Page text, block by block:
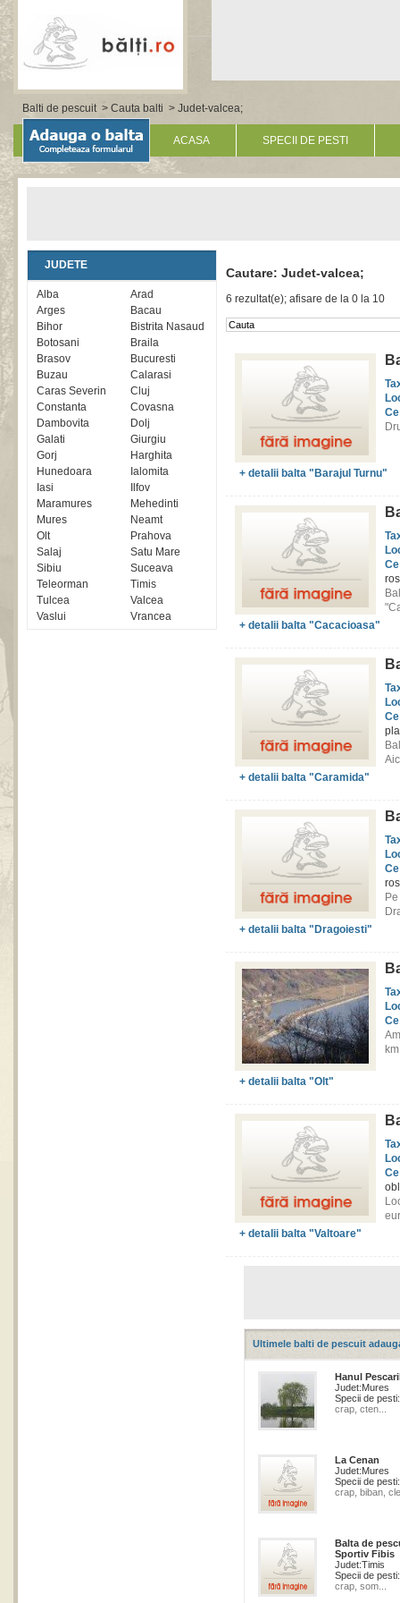
Balti de pescuit> Cauta balti > Judet-valcea;
ACASA SPECII DE PESTI
JUDETE
Alba
Arad
Arges
Bacau
Bihor
Bistrita Nasaud
Botosani
Braila
Brasov
Bucuresti
Buzau
Calarasi
Caras Severin
Cluj
Constanta
Covasna
Dambovita
Dolj
Galati
Giurgiu
Gorj
Harghita
Hunedoara
Ialomita
Iasi
Ilfov
Maramures
Mehedinti
Mures
Neamt
Olt
Prahova
Salaj
Satu Mare
Sibiu
Suceava
Teleorman
Timis
Tulcea
Valcea
Vaslui
Vrancea
Cautare: Judet-valcea;
6 rezultat(e); afisare de la 0 la 10
+ detalii balta "Barajul Turnu"
+ detalii balta "Cacacioasa"
+ detalii balta "Caramida"
+ detalii balta "Dragoiesti"
+ detalii balta "Olt"
+ detalii balta "Valtoare"
Ultimele balti de pescuit
Hanul
Judet:Mures
Specii de pesti:
crap, cten...
La Cenan
Judet:Mures
Specii de pesti:
crap, biban,
Balta de
Sportiv Fibis
Judet:Timis
Specii de pesti:
crap, som...